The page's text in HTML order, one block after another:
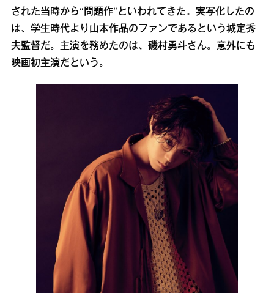
された当時から“問題作”といわれてきた。実写化したの
は、学生時代より山本作品のファンであるという城定秀
夫監督だ。主演を務めたのは、磯村勇斗さん。意外にも
映画初主演だという。